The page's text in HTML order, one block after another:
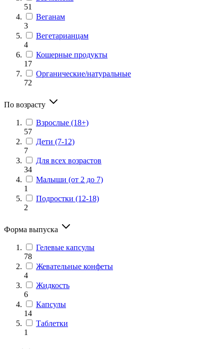
51
Веганам
3
Вегетарианцам
4
Кошерные продукты
17
Органические/натуральные
72
По возрасту
Взрослые (18+)
57
Дети (7-12)
7
Для всех возрастов
34
Малыши (от 2 до 7)
1
Подростки (12-18)
2
Форма выпуска
Гелевые капсулы
78
Жевательные конфеты
4
Жидкость
6
Капсулы
14
Таблетки
1